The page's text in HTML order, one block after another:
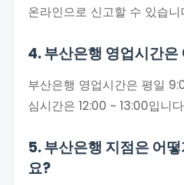
온라인으로 신고할 수 있습니
4. 부산은행 영업시간은
부산은행 영업시간은 평일
심시간은 12:00 ~ 13:00입니
5. 부산은행 지점은 어
요?